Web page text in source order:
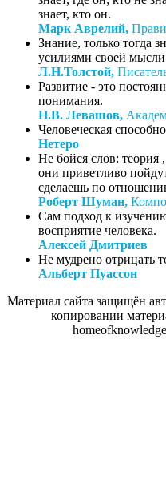
знает, кто он.
Марк Аврелий,
Знание, только тогда
усилиями своей
Л.Н.Толстой,
Развитие - это
понимания.
Н.В. Левашов,
Человеческая
Нетеро
Не бойся слов: теория
они приветливо
сделаешь по
Роберт Шуман,
Сам подход к
восприятие человека.
Алексей Дмитриев
Не мудрено отрицать
Альберт Пуассон
Материал сайта защищён
копировании